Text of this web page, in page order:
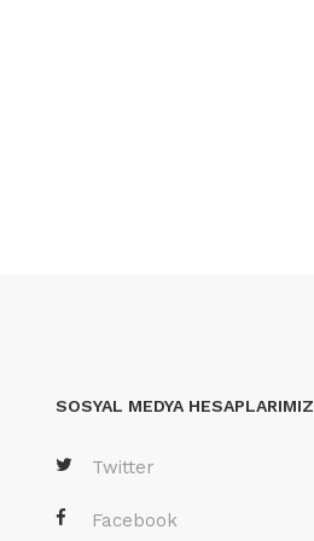
SOSYAL MEDYA HESAPLARIMIZ
Twitter
Facebook